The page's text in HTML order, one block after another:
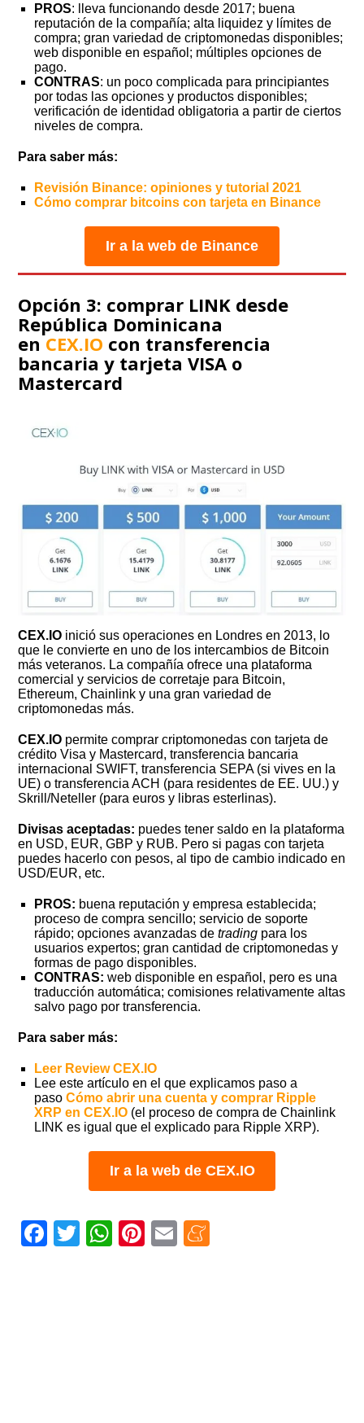
PROS: lleva funcionando desde 2017; buena
reputación de la compañía; alta liquidez y límites de
compra; gran variedad de criptomonedas disponibles;
web disponible en español; múltiples opciones de
pago.
CONTRAS: un poco complicada para principiantes
por todas las opciones y productos disponibles;
verificación de identidad obligatoria a partir de ciertos
niveles de compra.
Para saber más:
Revisión Binance: opiniones y tutorial 2021
Cómo comprar bitcoins con tarjeta en Binance
Ir a la web de Binance
Opción 3: comprar LINK desde
República Dominicana
enCEX.IO con transferencia
bancaria y tarjeta VISA o
Mastercard
CEX.IO inició sus operaciones en Londres en 2013, lo
que le convierte en uno de los intercambios de Bitcoin
más veteranos. La compañía ofrece una plataforma
comercial y servicios de corretaje para Bitcoin,
Ethereum, Chainlink y una gran variedad de
criptomonedas más.
CEX.IO permite comprar criptomonedas con tarjeta de
crédito Visa y Mastercard, transferencia bancaria
internacional SWIFT, transferencia SEPA (si vives en la
UE) o transferencia ACH (para residentes de EE. UU.) y
Skrill/Neteller (para euros y libras esterlinas).
Divisas aceptadas: puedes tener saldo en la plataforma
en USD, EUR, GBP y RUB. Pero si pagas con tarjeta
puedes hacerlo con pesos, al tipo de cambio indicado en
USD/EUR, etc.
PROS: buena reputación y empresa establecida;
proceso de compra sencillo; servicio de soporte
rápido; opciones avanzadas detrading para los
usuarios expertos; gran cantidad de criptomonedas y
formas de pago disponibles.
CONTRAS: web disponible en español, pero es una
traducción automática; comisiones relativamente altas
salvo pago por transferencia.
Para saber más:
Leer Review CEX.IO
Lee este artículo en el que explicamos paso a
pasoCómo abrir una cuenta y comprar Ripple
XRP en CEX.IO (el proceso de compra de Chainlink
LINK es igual que el explicado para Ripple XRP).
Ir a la web de CEX.IO
Facebook
Twitter
WhatsApp
Pinterest
Email